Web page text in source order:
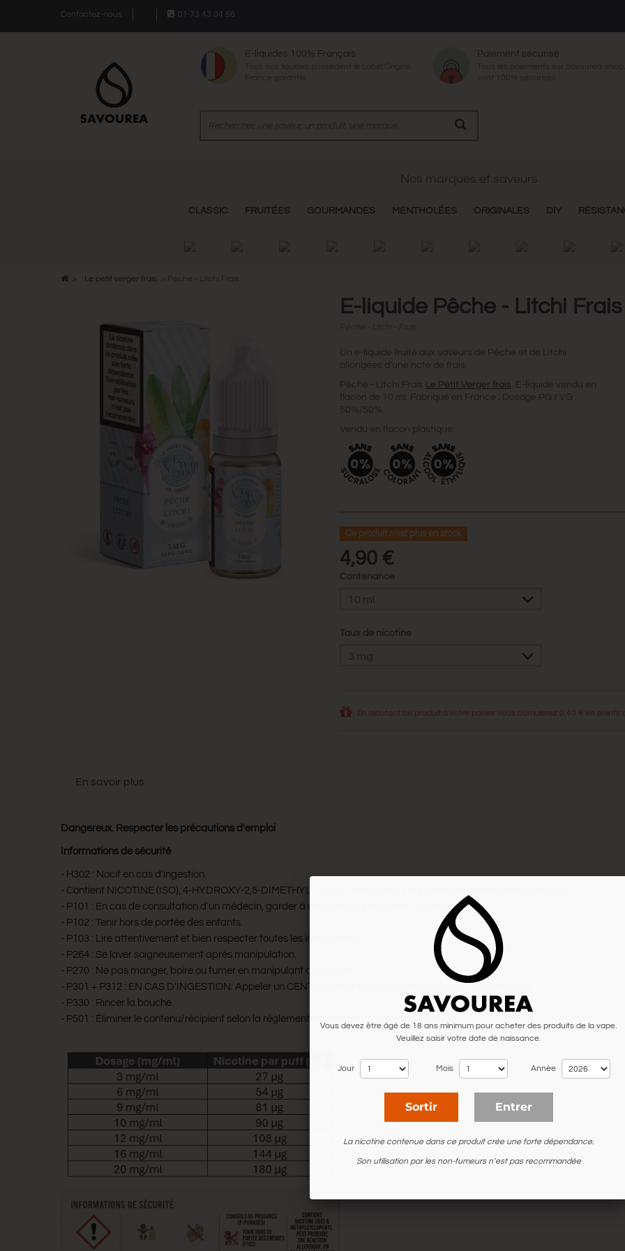
Contactez-nous 01 73 43 04 56
E-liquides 100% Français Paiement sécurisé
CLASSIC FRUITÉES GOURMANDES MENTHOLÉES ORIGINALES DIY
Le petit verger frais Pêche - Litchi Frais
E-liquide Pêche - Litchi
Un e-liquide fruité aux saveurs de Pêche et de Litchi
allongées d'une note de frais.
Pêche - Litchi Frais Le Petit Verger frais. E-liquide vendu en
flacon de 10 ml. Fabriqué en France ; Dosage PG / VG :
50%/50%.
Vendu en flacon plastique.
Ce produit n'est plus en stock
4,90 €
Contenance
10 ml
Taux de nicotine
3 mg
En ajoutant ce produit à votre panier vous cumulerez 0,40 € en points
en savoir plus
Dangereux. Respecter les précautions d'emploi
Informations de sécurité
- H302 : Nocif en cas d'ingestion.
- Contient NICOTINE (ISO), 4-HYDROXY-2,5-DIMETHYL-3(2H)-FURANONE. Peut produire une réaction allergique.
- P101 : En cas de consultation d'un médecin, garder à disposition le récipient ou l'étiquette.
- P102 : Tenir hors de portée des enfants.
- P103 : Lire attentivement et bien respecter toutes les instructions.
- P264 : Se laver soigneusement après manipulation.
- P270 : Ne pas manger, boire ou fumer en manipulant ce produit.
- P301 + P312 : EN CAS D'INGESTION: Appeler un CENTRE ANTIPOISON/un médecin en cas de malaise.
- P330 : Rincer la bouche.
- P501 : Éliminer le contenu/récipient selon la réglementation nationale/régionale/locale.
Vous devez être âgé de 18 ans minimum pour acheter des produits de la vape.
Veuillez saisir votre date de naissance.
Jour Mois Année
Sortir Entrer
La nicotine contenue dans ce produit crée une forte dépendance.
Son utilisation par les non-fumeurs n’est pas recommandée